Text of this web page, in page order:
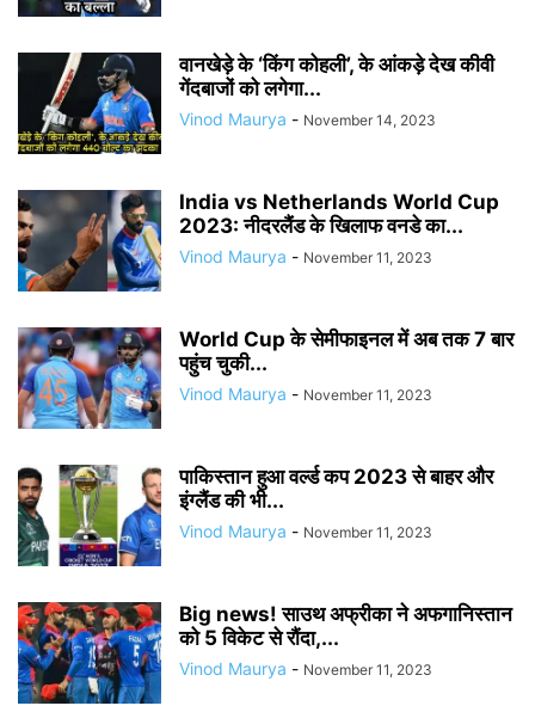
वानखेड़े के ‘किंग कोहली’, के आंकड़े देख कीवी
गेंदबाजों को लगेगा...
Vinod Maurya - November 14, 2023
India vs Netherlands World Cup
2023: नीदरलैंड के खिलाफ वनडे का...
Vinod Maurya - November 11, 2023
World Cup के सेमीफाइनल में अब तक 7 बार
पहुंच चुकी...
Vinod Maurya - November 11, 2023
पाकिस्तान हुआ वर्ल्ड कप 2023 से बाहर और
इंग्लैंड की भी...
Vinod Maurya - November 11, 2023
Big news! साउथ अफ्रीका ने अफगानिस्तान
को 5 विकेट से रौंदा,...
Vinod Maurya - November 11, 2023